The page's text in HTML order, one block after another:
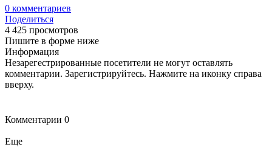
0 комментариев
Поделиться
4 425 просмотров
Пишите в форме ниже
Информация
Незарегестрированные посетители не могут оставлять
комментарии. Зарегистрируйтесь. Нажмите на иконку справа
вверху.
Комментарии 0
Еще